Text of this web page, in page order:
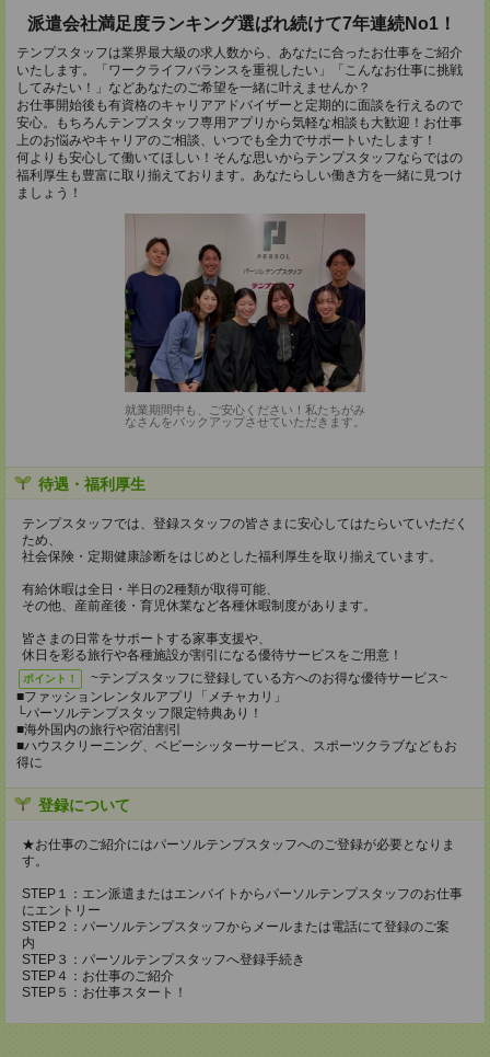
派遣会社満足度ランキング選ばれ続けて7年連続No1！
テンプスタッフは業界最大級の求人数から、あなたに合ったお仕事をご紹介
いたします。「ワークライフバランスを重視したい」「こんなお仕事に挑戦
してみたい！」などあなたのご希望を一緒に叶えませんか？
お仕事開始後も有資格のキャリアアドバイザーと定期的に面談を行えるので
安心。もちろんテンプスタッフ専用アプリから気軽な相談も大歓迎！お仕事
上のお悩みやキャリアのご相談、いつでも全力でサポートいたします！
何よりも安心して働いてほしい！そんな思いからテンプスタッフならではの
福利厚生も豊富に取り揃えております。あなたらしい働き方を一緒に見つけ
ましょう！
就業期間中も、ご安心ください！私たちがみ
なさんをバックアップさせていただきます。
待遇・福利厚生
テンプスタッフでは、登録スタッフの皆さまに安心してはたらいていただく
ため、
社会保険・定期健康診断をはじめとした福利厚生を取り揃えています。
有給休暇は全日・半日の2種類が取得可能、
その他、産前産後・育児休業など各種休暇制度があります。
皆さまの日常をサポートする家事支援や、
休日を彩る旅行や各種施設が割引になる優待サービスをご用意！
ポイント！
~テンプスタッフに登録している方へのお得な優待サービス~
■ファッションレンタルアプリ「メチャカリ」
└パーソルテンプスタッフ限定特典あり！
■海外国内の旅行や宿泊割引
■ハウスクリーニング、ベビーシッターサービス、スポーツクラブなどもお
得に
登録について
★お仕事のご紹介にはパーソルテンプスタッフへのご登録が必要となりま
す。
STEP１：エン派遣またはエンバイトからパーソルテンプスタッフのお仕事
にエントリー
STEP２：パーソルテンプスタッフからメールまたは電話にて登録のご案
内
STEP３：パーソルテンプスタッフへ登録手続き
STEP４：お仕事のご紹介
STEP５：お仕事スタート！